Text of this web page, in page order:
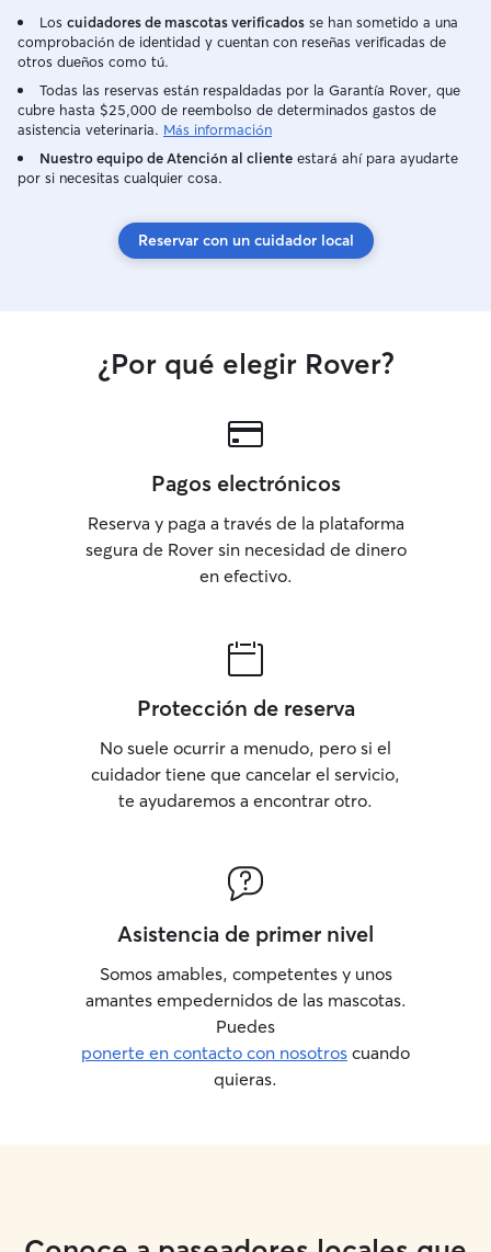
Los cuidadores de mascotas verificados se han sometido a una
comprobación de identidad y cuentan con reseñas verificadas de
otros dueños como tú.
Todas las reservas están respaldadas por la Garantía Rover, que
cubre hasta $25,000 de reembolso de determinados gastos de
asistencia veterinaria. Más información
Nuestro equipo de Atención al cliente estará ahí para ayudarte
por si necesitas cualquier cosa.
Reservar con un cuidador local
¿Por qué elegir Rover?
Pagos electrónicos
Reserva y paga a través de la plataforma
segura de Rover sin necesidad de dinero
en efectivo.
Protección de reserva
No suele ocurrir a menudo, pero si el
cuidador tiene que cancelar el servicio,
te ayudaremos a encontrar otro.
Asistencia de primer nivel
Somos amables, competentes y unos
amantes empedernidos de las mascotas.
Puedes
ponerte en contacto con nosotros cuando
quieras.